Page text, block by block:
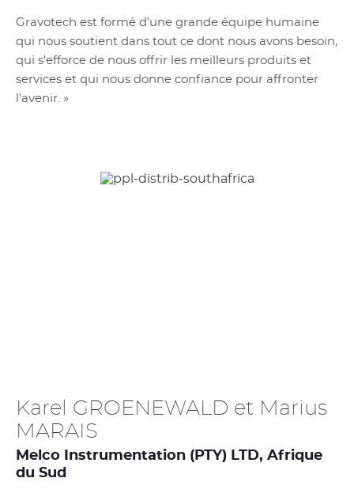
Gravotech est formé d'une grande équipe humaine
qui nous soutient dans tout ce dont nous avons besoin,
qui s'efforce de nous offrir les meilleurs produits et
services et qui nous donne confiance pour affronter
l'avenir. »
Karel GROENEWALD et Marius
MARAIS
Melco Instrumentation (PTY) LTD, Afrique
du Sud